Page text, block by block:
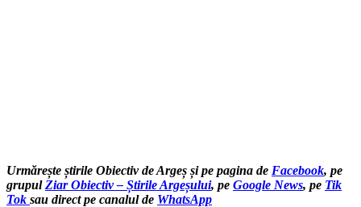
Urmărește știrile Obiectiv de Argeș și pe pagina de Facebook, pe
grupulZiar Obiectiv – Știrile Argeșului, pe Google News, pe Tik
Tok sau direct pe canalul de WhatsApp